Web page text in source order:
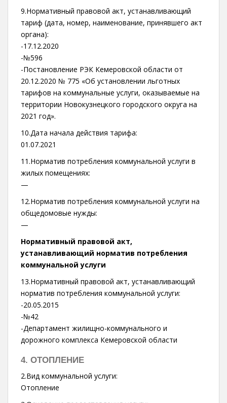
9.Нормативный правовой акт, устанавливающий
тариф (дата, номер, наименование, принявшего акт
органа):
-17.12.2020
-№596
-Постановление РЭК Кемеровской области от
20.12.2020 № 775 «Об установлении льготных
тарифов на коммунальные услуги, оказываемые на
территории Новокузнецкого городского округа на
2021 год».
10.Дата начала действия тарифа:
01.07.2021
11.Норматив потребления коммунальной услуги в
жилых помещениях:
—
12.Норматив потребления коммунальной услуги на
общедомовые нужды:
—
Нормативный правовой акт,
устанавливающий норматив потребления
коммунальной услуги
13.Нормативный правовой акт, устанавливающий
норматив потребления коммунальной услуги:
-20.05.2015
-№42
-Департамент жилищно-коммунального и
дорожного комплекса Кемеровской области
4. ОТОПЛЕНИЕ
2.Вид коммунальной услуги:
Отопление